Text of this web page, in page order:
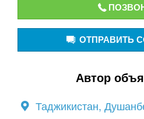
ОТПРАВИТЬ
Автор
Таджикистан,